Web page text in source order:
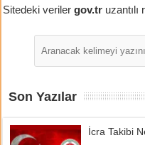
Sitedeki verilergov.tr
Son Yazılar
İcra Takibi